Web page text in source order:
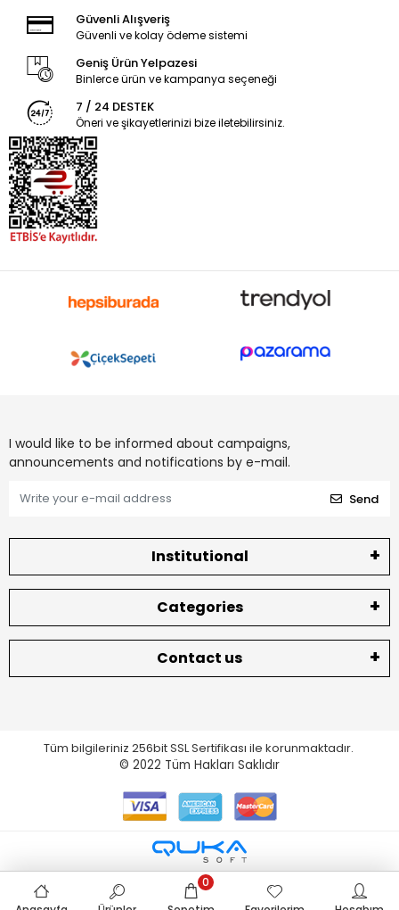
Güvenli Alışveriş
Güvenli ve kolay ödeme sistemi
Geniş Ürün Yelpazesi
Binlerce ürün ve kampanya seçeneği
7 / 24 DESTEK
Öneri ve şikayetlerinizi bize iletebilirsiniz.
I would like to be informed about campaigns,
announcements and notifications by e-mail.
Send
Institutional
Categories
Contact us
Tüm bilgileriniz 256bit SSL Sertifikası ile korunmaktadır.
© 2022 Tüm Hakları Saklıdır
0